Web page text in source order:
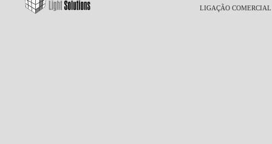
LIGAÇÃO